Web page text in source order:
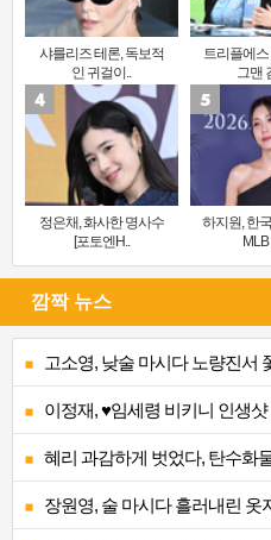
샤를리즈 테론, 독보적
인 귀걸이..
트리플에스
그맨
정은채, 화사한 명사수
[포토엔H..
하지원, 한국 배우 최초
MLB
깜짝 뉴스
고소영, 낮술 마시다 노량진서
이정재, ♥임세령 비키니 인생
혜리 과감하게 벗었다, 탄수화
장원영, 술 마시다 흘러내린